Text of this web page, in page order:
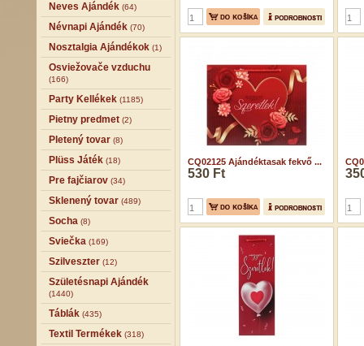
Neves Ajándék (64)
Névnapi Ajándék (70)
Nosztalgia Ajándékok (1)
Osviežovače vzduchu
(166)
Party Kellékek (1185)
Pietny predmet (2)
Pletený tovar (8)
Plüss Játék (18)
Pre fajčiarov (34)
Sklenený tovar (489)
Socha (8)
Sviečka (169)
Szilveszter (12)
Születésnapi Ajándék
(1440)
Táblák (435)
Textil Termékek (318)
CQ02125 Ajándéktasak fekvő ...
530 Ft